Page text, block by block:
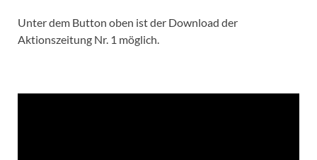
Unter dem Button oben ist der Download der
Aktionszeitung Nr. 1 möglich.